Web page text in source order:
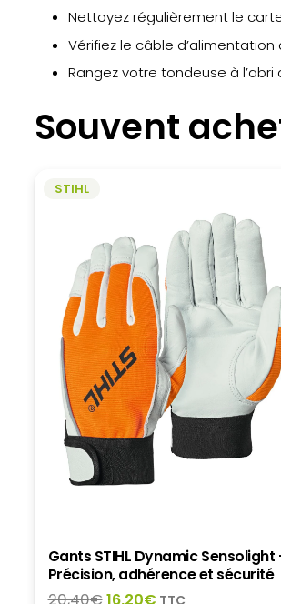
Nettoyez régulièrement le
Vérifiez le câble
Rangez votre tondeuse à
Souvent
STIHL
Gants STIHL Dynamic Sensolight
Précision, adhérence et sécurité
20,40€Le
16,20€Le